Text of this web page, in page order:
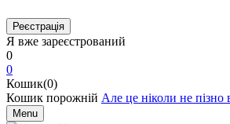
Я вже зареєстрований
0
0
Кошик(0)
Кошик порожній Але це ніколи не пізно
Menu